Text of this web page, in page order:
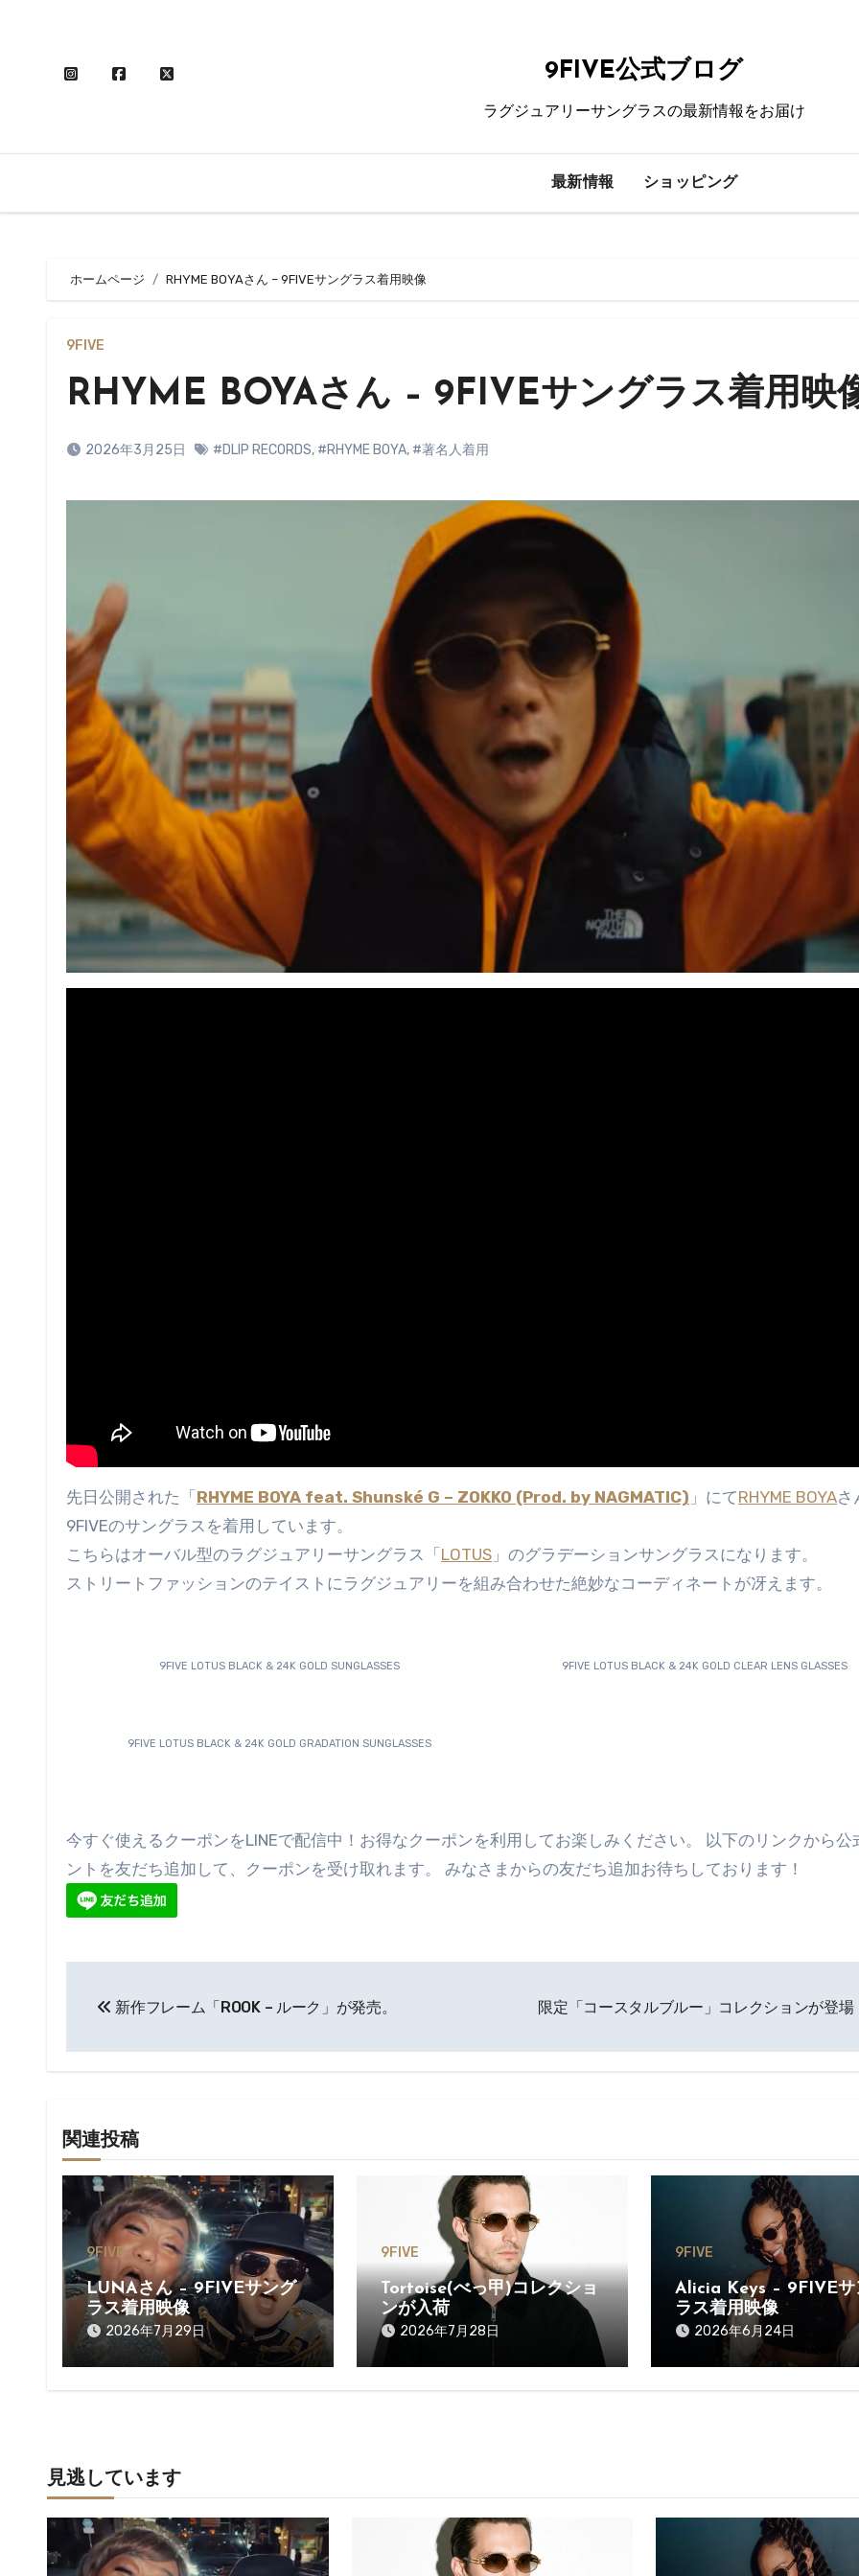
9FIVE公式ブログ
ラグジュアリーサングラスの最新情報をお届け
最新情報 ショッピング
ホームページ RHYME BOYAさん – 9FIVEサングラス着用映像
9FIVE
RHYME BOYAさん – 9FIVEサングラス着用映
2026年3月25日 #DLIP RECORDS, #RHYME BOYA, #著名人着用
先日公開された「RHYME BOYA feat. Shunské G – ZOKKO (Prod. by NAGMATIC) 」にてRHYME BOYAさ
9FIVEのサングラスを着用しています。
こちらはオーバル型のラグジュアリーサングラス「LOTUS 」のグラデーションサングラスになります。
ストリートファッションのテイストにラグジュアリーを組み合わせた絶妙なコーディネートが冴えます。
9FIVE LOTUS BLACK & 24K GOLD SUNGLASSES 9FIVE LOTUS BLACK & 24K GOLD CLEAR LENS GLASSES
9FIVE LOTUS BLACK & 24K GOLD GRADATION SUNGLASSES
今すぐ使えるクーポンをLINEで配信中！お得なクーポンを利用してお楽しみください。 以下のリンクから公
ントを友だち追加して、クーポンを受け取れます。 みなさまからの友だち追加お待ちしております！
ナ
ゲ
ー
シ
ョ
ン
新作フレーム「ROOK – ルーク」が発売。 限定「コースタルブルー」コレクションが登
関連投稿
9FIVE
LUNAさん – 9FIVEサング
ラス着用映像
2026年7月29日
9FIVE
Tortoise(べっ甲)コレクショ
ンが入荷
2026年7月28日
9FIVE
Alicia Keys – 9FIVEサ
ラス着用映像
2026年6月24日
見逃しています